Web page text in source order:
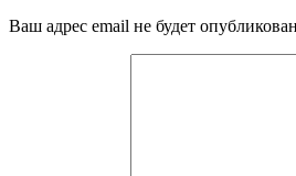
Ваш адрес email не будет